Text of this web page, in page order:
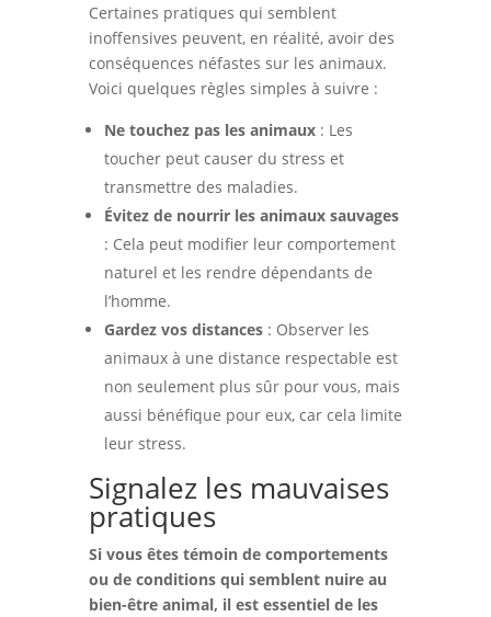
Certaines pratiques qui semblent
inoffensives peuvent, en réalité, avoir des
conséquences néfastes sur les animaux.
Voici quelques règles simples à suivre :
Ne touchez pas les animaux: Les
toucher peut causer du stress et
transmettre des maladies.
Évitez de nourrir les animaux sauvages
: Cela peut modifier leur comportement
naturel et les rendre dépendants de
l’homme.
Gardez vos distances: Observer les
animaux à une distance respectable est
non seulement plus sûr pour vous, mais
aussi bénéfique pour eux, car cela limite
leur stress.
Signalez les mauvaises
pratiques
Si vous êtes témoin de comportements
ou de conditions qui semblent nuire au
bien-être animal, il est essentiel de les